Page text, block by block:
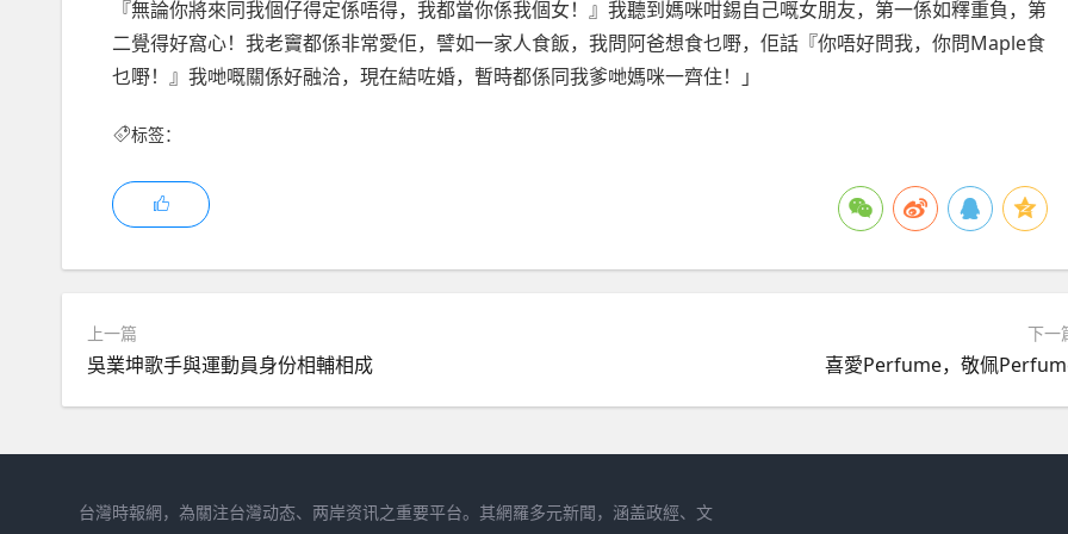
『無論你將來同我個仔得定係唔得，我都當你係我個女！』我聽到媽咪咁錫自己嘅女朋友，第一係如釋重負，第
二覺得好窩心！我老竇都係非常愛佢，譬如一家人食飯，我問阿爸想食乜嘢，佢話『你唔好問我，你問Maple食
乜嘢！』我哋嘅關係好融洽，現在結咗婚，暫時都係同我爹哋媽咪一齊住！」
标签：
上一篇
吳業坤歌手與運動員身份相輔相成
下一
喜愛Perfume，敬佩
台灣時報網，為關注台灣动态、两岸资讯之重要平台。其網羅多元新聞，涵盖政經、文